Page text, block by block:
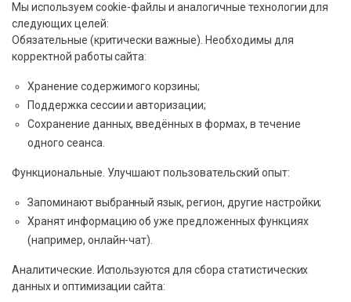
Мы используем cookie-файлы и аналогичные технологии для
следующих целей:
Обязательные (критически важные). Необходимы для
корректной работы сайта:
Хранение содержимого корзины;
Поддержка сессии и авторизации;
Сохранение данных, введённых в формах, в течение
одного сеанса.
Функциональные. Улучшают пользовательский опыт:
Запоминают выбранный язык, регион, другие настройки;
Хранят информацию об уже предложенных функциях
(например, онлайн-чат).
Аналитические. Используются для сбора статистических
данных и оптимизации сайта: